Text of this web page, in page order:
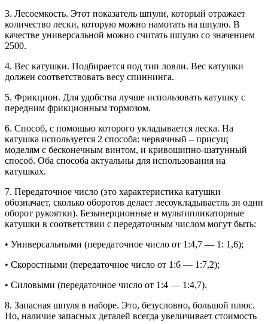
3. Лесоемкость. Этот показатель шпули, который отражает
количество лески, которую можно намотать на шпулю. В
качестве универсальной можно считать шпулю со значением
2500.
4. Вес катушки. Подбирается под тип ловли. Вес катушки
должен соответствовать весу спиннинга.
5. Фрикцион. Для удобства лучше использовать катушку с
передним фрикционным тормозом.
6. Способ, с помощью которого укладывается леска. На
катушка используется 2 способа: червячный – присущ
моделям с бесконечным винтом, и кривошипно-шатунный
способ. Оба способа актуальны для использования на
катушках.
7. Передаточное число (это характеристика катушки
обозначает, сколько оборотов делает лесоукладываетль зи один
оборот рукоятки). Безынерционные и мультипликаторные
катушки в соответствии с передаточным числом могут быть:
• Универсальными (передаточное число от 1:4,7 — 1: 1,6);
• Скоростными (передаточное число от 1:6 — 1:7,2);
• Силовыми (передаточное число от 1:4 — 1:4,7).
8. Запасная шпуля в наборе. Это, безусловно, большой плюс.
Но, наличие запасных деталей всегда увеличивает стоимость